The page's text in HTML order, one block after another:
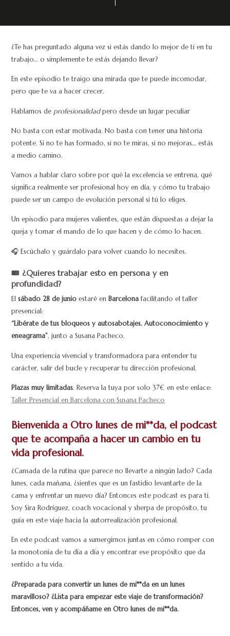
¿Te has preguntado alguna vez si estás dando lo mejor de ti en tu
trabajo… o simplemente te estás dejando llevar?
En este episodio te traigo una mirada que te puede incomodar,
pero que te va a hacer crecer.
Hablamos de profesionalidadpero desde un lugar peculiar
No basta con estar motivada. No basta con tener una historia
potente. Si no te has formado, si no te miras, si no mejoras… estás
a medio camino.
Vamos a hablar claro sobre por qué la excelencia se entrena, qué
significa realmente ser profesional hoy en día, y cómo tu trabajo
puede ser un campo de evolución personal si tú lo eliges.
Un episodio para mujeres valientes, que están dispuestas a dejar la
queja y tomar el mando de lo que hacen y de cómo lo hacen.
🎧 Escúchalo y guárdalo para volver cuando lo necesites.
🎟️ ¿Quieres trabajar esto en persona y en
profundidad?
Elsábado 28 de junio estaré enBarcelonafacilitando el taller
presencial:
“Libérate de tus bloqueos y autosabotajes. Autoconocimiento y
eneagrama”, junto a Susana Pacheco.
Una experiencia vivencial y transformadora para entender tu
carácter, salir del bucle y recuperar tu dirección profesional.
Plazas muy limitadas. Reserva la tuya por solo 37€ en este enlace:
Taller Presencial en Barcelona con Susana Pacheco
Bienvenida a Otro lunes de mi**da, el podcast
que te acompaña a hacer un cambio en tu
vida profesional.
¿Cansada de la rutina que parece no llevarte a ningún lado? Cada
lunes, cada mañana, ¿sientes que es un fastidio levantarte de la
cama y enfrentar un nuevo día? Entonces este podcast es para ti.
Soy Sira Rodríguez, coach vocacional y sherpa de propósito, tu
guía en este viaje hacia la autorrealización profesional.
En este podcast vamos a sumergirnos juntas en cómo romper con
la monotonía de tu día a día y encontrar ese propósito que da
sentido a tu vida.
¿Preparada para convertir un lunes de mi**da en un lunes
maravilloso? ¿Lista para empezar este viaje de transformación?
Entonces, ven y acompáñame en Otro lunes de mi**da.